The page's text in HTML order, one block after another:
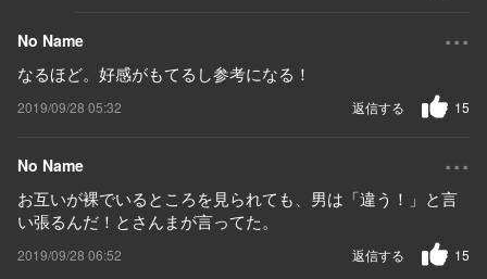
No Name ...
なるほど。好感がもてるし参考になる！
2019/09/28 05:32 15
返信する
No Name ...
お互いが裸でいるところを見られても、男は「違う！」と言
い張るんだ！とさんまが言ってた。
2019/09/28 06:52 15
返信する